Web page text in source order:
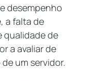
desempenho
a falta de
qualidade de
a avaliar de
um servidor.